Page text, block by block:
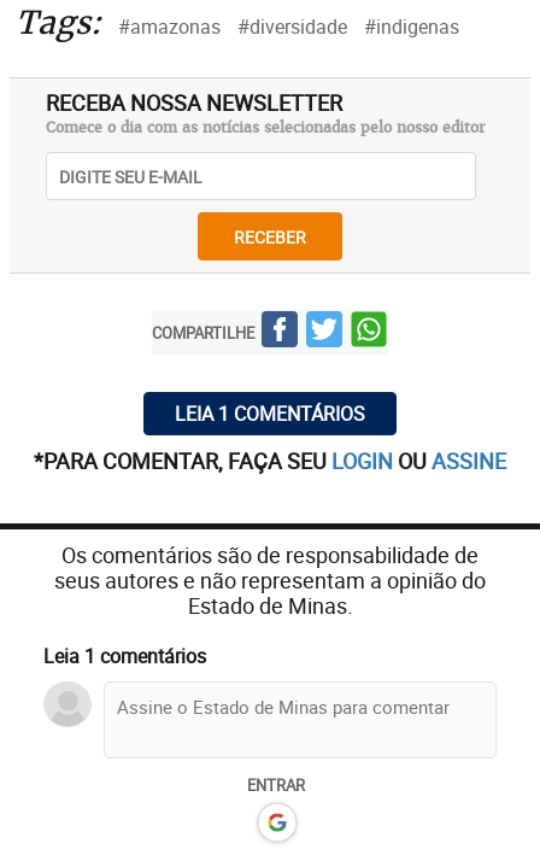
Tags: #amazonas #diversidade #indigenas
RECEBA NOSSA NEWSLETTER
Comece o dia com as notícias selecionadas pelo nosso editor
RECEBER
COMPARTILHE
LEIA 1 COMENTÁRIOS
*PARA COMENTAR, FAÇA SEU LOGIN OUASSINE
Os comentários são de responsabilidade de
seus autores e não representam a opinião do
Estado de Minas.
Leia 1 comentários
ENTRAR